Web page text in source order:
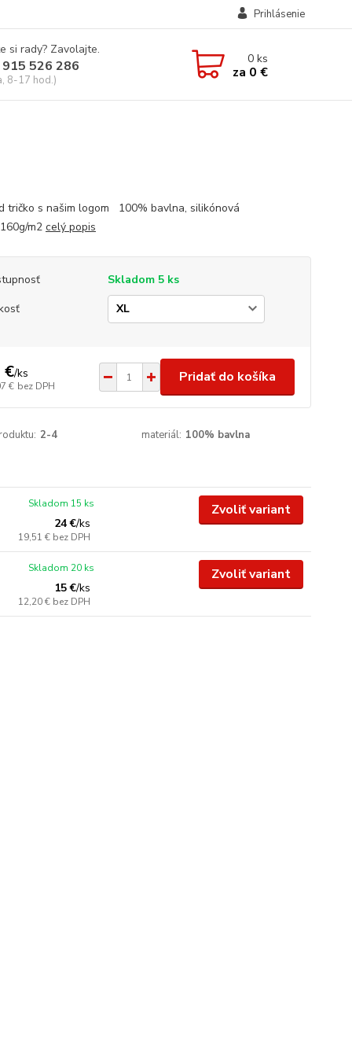
Prihlásenie
si rady? Zavolajte.
526 286
8-17 hod.)
0ks
za 0 €
tričko s našim logom 100% bavlna, silikónová
m2 celý popis
Skladom 5 ks
€/ks
€ bez DPH
Pridať do košíka
2-4 materiál: 100% bavlna
24 €/ks
19,51 € bez DPH
Skladom 15 ks Zvoliť variant
15 €/ks
12,20 € bez DPH
Skladom 20 ks Zvoliť variant